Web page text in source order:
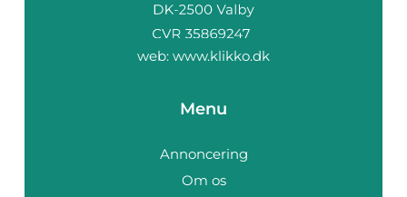
web: www.klikko.dk
Menu
Annoncering
Om os